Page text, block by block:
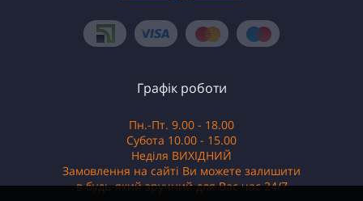
Графік роботи
Пн.-Пт. 9.00 - 18.00
Субота 10.00 - 15.00
Неділя ВИХІДНИЙ
Замовлення на сайті Ви можете залишити
в будь-який зручний для Вас час 24/7